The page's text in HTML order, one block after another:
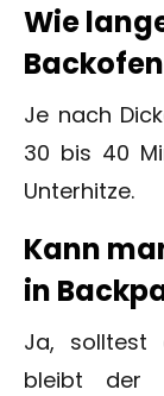
Wie
Je nach
30 bis 40
Unterhitze.
Kann
in
Ja, solltest
bleibt der